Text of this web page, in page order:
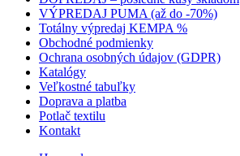
VÝPREDAJ PUMA (až do -70%)
Totálny výpredaj KEMPA %
Obchodné podmienky
Ochrana osobných údajov (GDPR)
Katalógy
Veľkostné tabuľky
Doprava a platba
Potlač textilu
Kontakt